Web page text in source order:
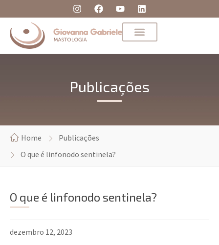
Publicações
Home
Publicações
O que é linfonodo sentinela?
O que é linfonodo sentinela?
dezembro 12, 2023